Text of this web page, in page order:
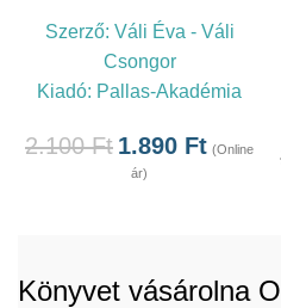
Szerző: Váli Éva - Váli
Csongor
Kiadó: Pallas-Akadémia
2.100Ft 1.890 Ft (Online
ár)
Könyvet vásárolna